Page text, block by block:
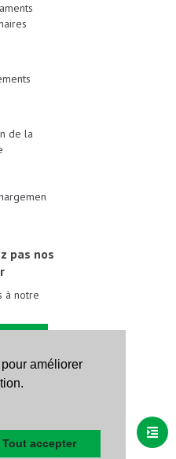
améliorer
Tout accepter
de la
pas nos
à notre
les